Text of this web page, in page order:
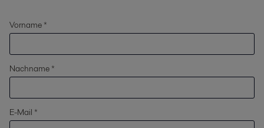
Vorname *
Nachname *
E-Mail *